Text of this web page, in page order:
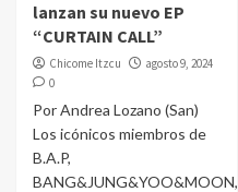
lanzan su nuevo EP
“CURTAIN CALL”
Chicome Itzcu
agosto 9, 2024
0
Por Andrea Lozano (San)
Los icónicos miembros de
B.A.P,
BANG&JUNG&YOO&MOON,